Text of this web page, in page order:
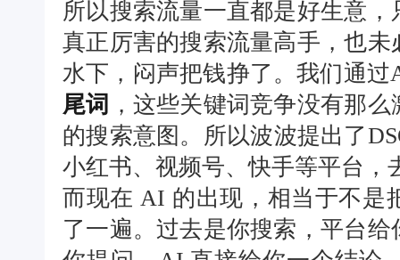
所以搜索流量一直都是好生意
真正厉害的搜索流量高手，也
水下，闷声把钱挣了。我们通
尾词 ，这些关键词竞争没有那
的搜索意图。所以波波提出了
小红书、视频号、快手等平台，
而现在 AI 的出现，相当于不是
了一遍。过去是你搜索，平台